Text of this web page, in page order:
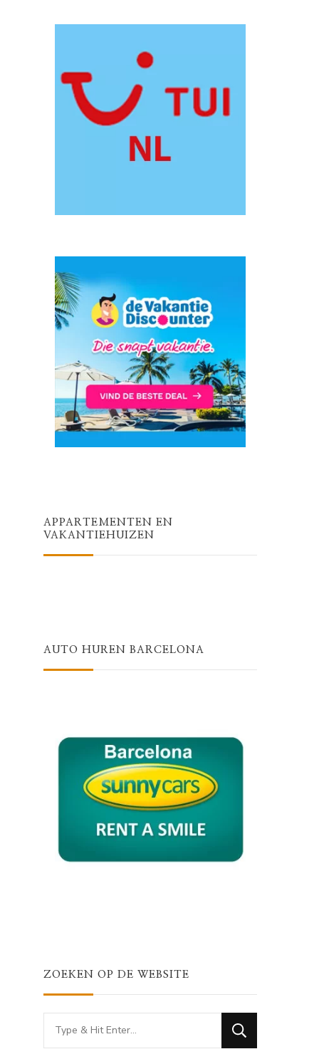
APPARTEMENTEN EN
VAKANTIEHUIZEN
AUTO HUREN BARCELONA
ZOEKEN OP DE WEBSITE
Looking
for